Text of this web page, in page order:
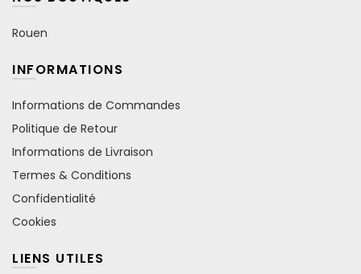
Rouen
INFORMATIONS
Informations de Commandes
Politique de Retour
Informations de Livraison
Termes & Conditions
Confidentialité
Cookies
LIENS UTILES